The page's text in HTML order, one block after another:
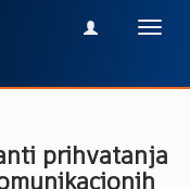
prihvatanja